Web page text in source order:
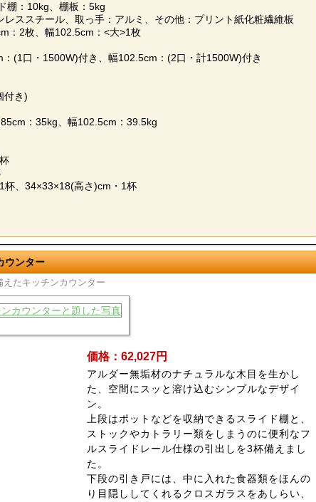
棚：10kg、棚板：5kg
ススチール、取っ手：アルミ、その他：プリント紙化粧繊維板
：2枚、幅102.5cm：<大>1枚
(1口・1500W)付き、幅102.5cm：(2口・計1500W)付き
付き)
：35kg、幅102.5cm：39.5kg
、34×33×18(高さ)cm・1杯
ウンター
たキッチンカウンター
価格：62,027円
アルダー無垢材のナチュラルな木目を生かし
た、空間にスッと溶け込むシンプルなデザイ
ン。
上段はポットなどを収納できるスライド棚と、
ストックやカトラリー類をしまうのに便利なフ
ルスライドレール仕様の引出しを3杯備えまし
た。
下段の引き戸には、中に入れた食器類をほんの
り目隠ししてくれるクロスガラスをあしらい、